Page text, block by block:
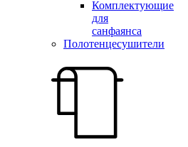
Комплектующие
для
санфаянса
Полотенцесушители